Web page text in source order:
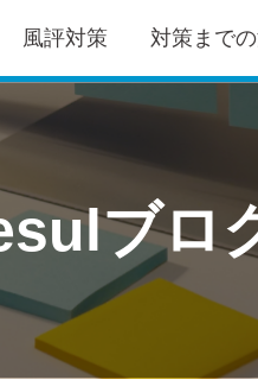
風評対策 対策まで
ブロ